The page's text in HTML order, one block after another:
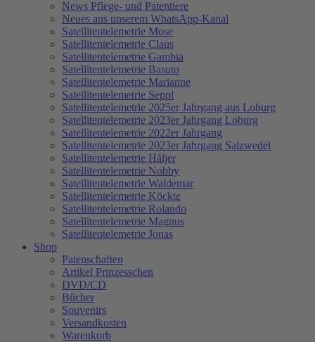
News Pflege- und Patentiere
Neues aus unserem WhatsApp-Kanal
Satellitentelemetrie Mose
Satellitentelemetrie Claus
Satellitentelemetrie Gambia
Satellitentelemetrie Basuto
Satellitentelemetrie Marianne
Satellitentelemetrie Seppl
Satellitentelemetrie 2025er Jahrgang aus Loburg
Satellitentelemetrie 2023er Jahrgang Loburg
Satellitentelemetrie 2022er Jahrgang
Satellitentelemetrie 2023er Jahrgang Salzwedel
Satellitentelemetrie Håljer
Satellitentelemetrie Nobby
Satellitentelemetrie Waldemar
Satellitentelemetrie Köckte
Satellitentelemetrie Rolando
Satellitentelemetrie Magnus
Satellitentelemetrie Jonas
Shop
Patenschaften
Artikel Prinzesschen
DVD/CD
Bücher
Souvenirs
Versandkosten
Warenkorb